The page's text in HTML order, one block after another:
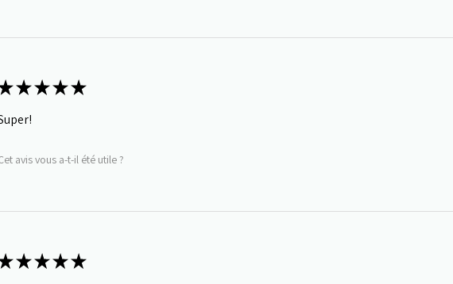
★★★★
avis vous a-t-il été utile ?
★★★★